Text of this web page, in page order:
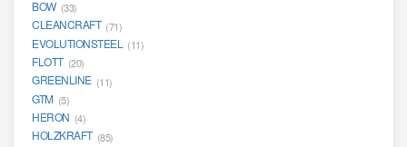
BOW (33)
CLEANCRAFT (71)
EVOLUTIONSTEEL (11)
FLOTT (20)
GREENLINE (11)
GTM (5)
HERON (4)
HOLZKRAFT (85)